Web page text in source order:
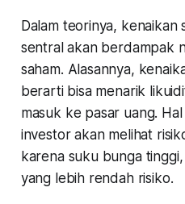
Dalam teorinya,
sentral akan berdampak
saham. Alasannya,
berarti bisa menarik
masuk ke pasar uang.
investor akan melihat
karena suku bunga
yang lebih rendah risiko.